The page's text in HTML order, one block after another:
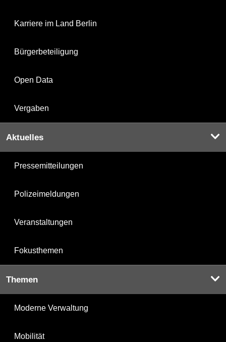
Karriere im Land Berlin
Bürgerbeteiligung
Open Data
Vergaben
Aktuelles
Pressemitteilungen
Polizeimeldungen
Veranstaltungen
Fokusthemen
Themen
Moderne Verwaltung
Mobilität